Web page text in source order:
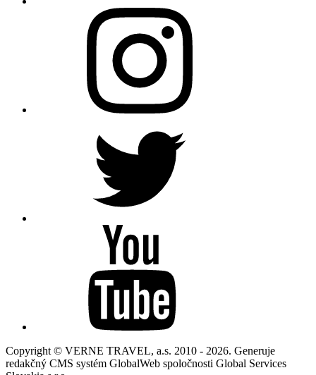
Copyright © VERNE TRAVEL, a.s. 2010 - 2026. Generuje
redakčný CMS systém GlobalWeb spoločnosti Global Services